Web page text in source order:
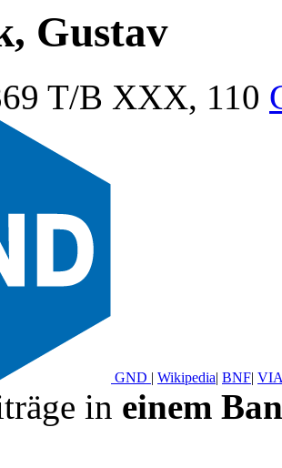
Gustav
T/B XXX, 110
GND | Wikipedia| BNF|
in einem